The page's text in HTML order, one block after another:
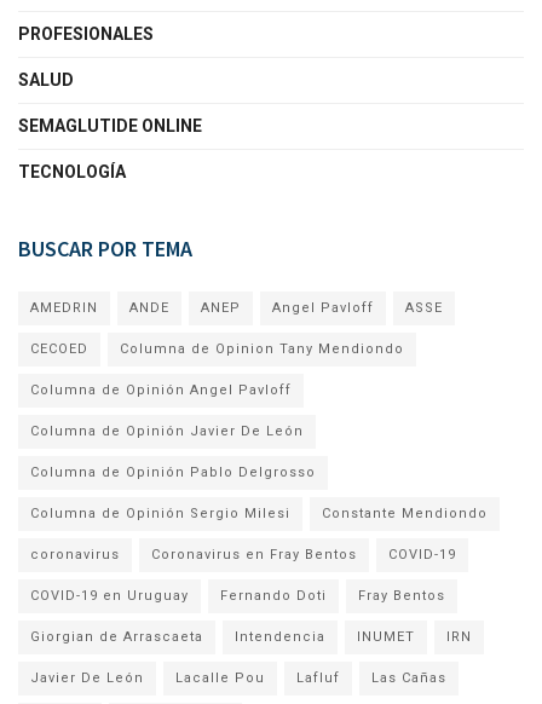
PROFESIONALES
SALUD
SEMAGLUTIDE ONLINE
TECNOLOGÍA
BUSCAR POR TEMA
AMEDRIN ANDE ANEP Angel Pavloff ASSE
CECOED Columna de Opinion Tany Mendiondo
Columna de Opinión Angel Pavloff
Columna de Opinión Javier De León
Columna de Opinión Pablo Delgrosso
Columna de Opinión Sergio Milesi Constante Mendiondo
coronavirus Coronavirus en Fray Bentos COVID-19
COVID-19 en Uruguay Fernando Doti Fray Bentos
Giorgian de Arrascaeta Intendencia INUMET IRN
Javier De León Lacalle Pou Lafluf Las Cañas